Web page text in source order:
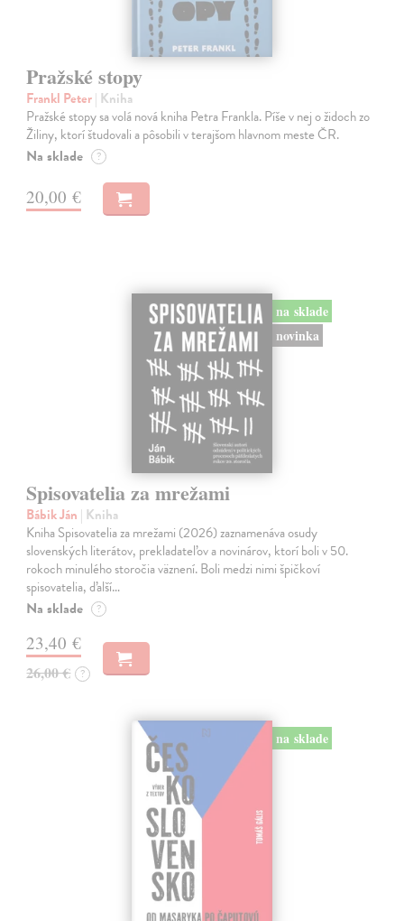
Pražské stopy
Frankl Peter| Kniha
Pražské stopy sa volá nová kniha Petra Frankla. Píše v nej o židoch zo
Žiliny, ktorí študovali a pôsobili v terajšom hlavnom meste ČR.
Na sklade ?
20,00 €
na sklade
novinka
Spisovatelia za mrežami
Bábik Ján | Kniha
Kniha Spisovatelia za mrežami (2026) zaznamenáva osudy
slovenských literátov, prekladateľov a novinárov, ktorí boli v 50.
rokoch minulého storočia väznení. Boli medzi nimi špičkoví
spisovatelia, ďalší…
Na sklade ?
23,40 €
26,00 € ?
na sklade